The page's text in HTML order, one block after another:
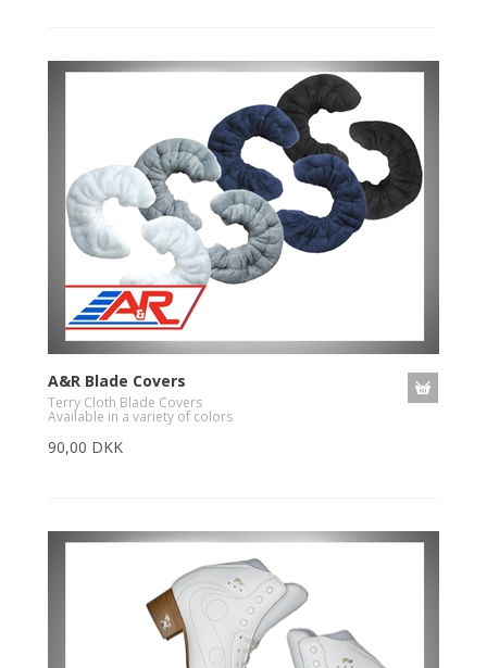
A&R Blade Covers
Terry Cloth Blade Covers
Available in a variety of colors
90,00 DKK